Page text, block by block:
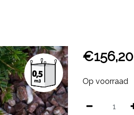
€156,20
Op voorraad